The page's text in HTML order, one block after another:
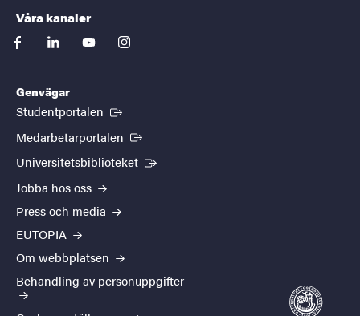
Våra kanaler
facebooklinkedinyoutubeinstagram
Genvägar
Studentportalen (Extern länk)
Medarbetarportalen (Extern länk)
Universitetsbiblioteket (Extern länk)
Jobba hos oss
Press och media
EUTOPIA
Om webbplatsen
Behandling av personuppgifter